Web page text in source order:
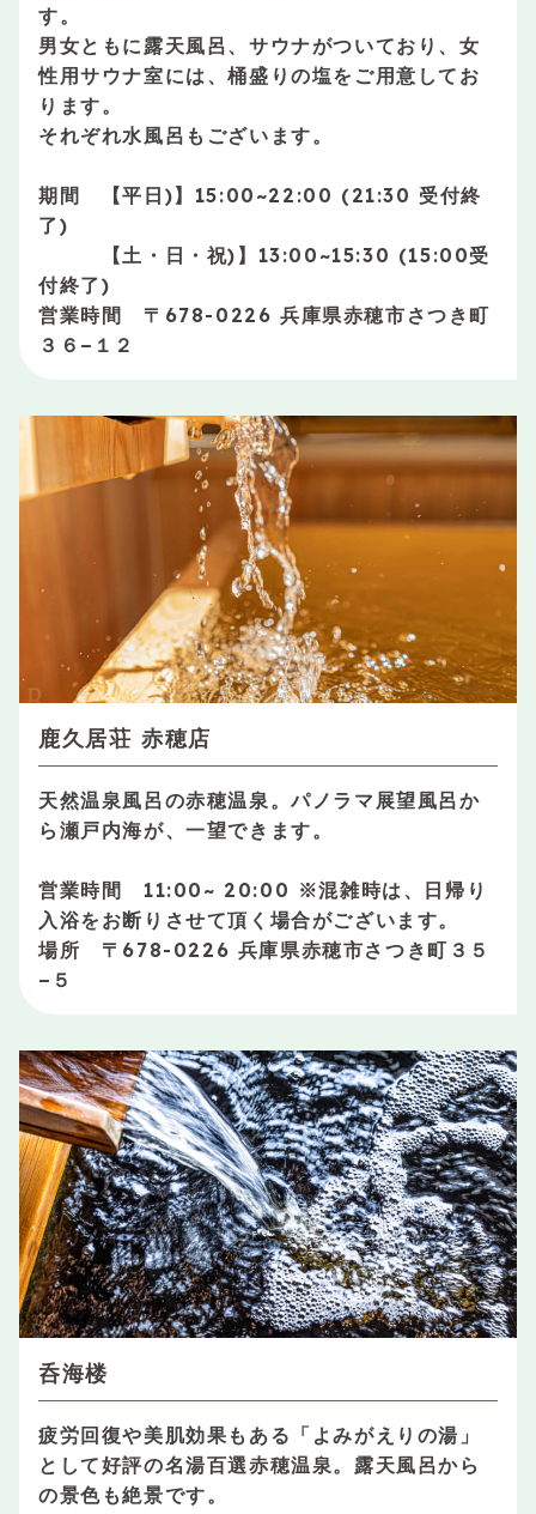
す。
男女ともに露天風呂、サウナがついており、女
性用サウナ室には、桶盛りの塩をご用意してお
ります。
それぞれ水風呂もございます。
期間 【平日)】15:00~22:00 (21:30 受付終
了)
【土・日・祝)】13:00~15:30 (15:00受
付終了)
営業時間 〒678-0226 兵庫県赤穂市さつき町
３６−１２
鹿久居荘 赤穂店
天然温泉風呂の赤穂温泉。パノラマ展望風呂か
ら瀬戸内海が、一望できます。
営業時間 11:00~ 20:00 ※混雑時は、日帰り
入浴をお断りさせて頂く場合がございます。
場所 〒678-0226 兵庫県赤穂市さつき町３５
−５
呑海楼
疲労回復や美肌効果もある「よみがえりの湯」
として好評の名湯百選赤穂温泉。露天風呂から
の景色も絶景です。